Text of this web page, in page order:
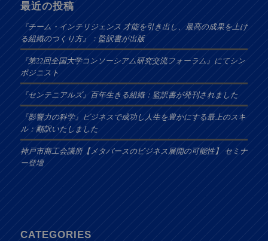
最近の投稿
『チーム・インテリジェンス 才能を引き出し、最高の成果を上げ
る組織のつくり方』：監訳書が出版
『第22回全国大学コンソーシアム研究交流フォーラム』にてシン
ポジニスト
『センテニアルズ』百年生きる組織：監訳書が発刊されました
『影響力の科学』ビジネスで成功し人生を豊かにする最上のスキ
ル：翻訳いたしました
神戸市商工会議所【メタバースのビジネス展開の可能性】 セミナ
ー登壇
CATEGORIES